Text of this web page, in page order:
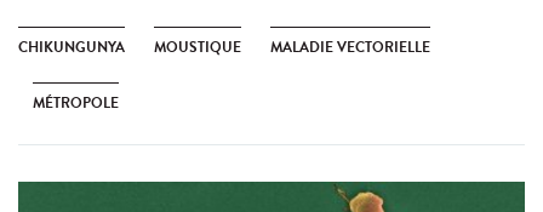
CHIKUNGUNYA MOUSTIQUE MALADIE VECTORIELLE
MÉTROPOLE